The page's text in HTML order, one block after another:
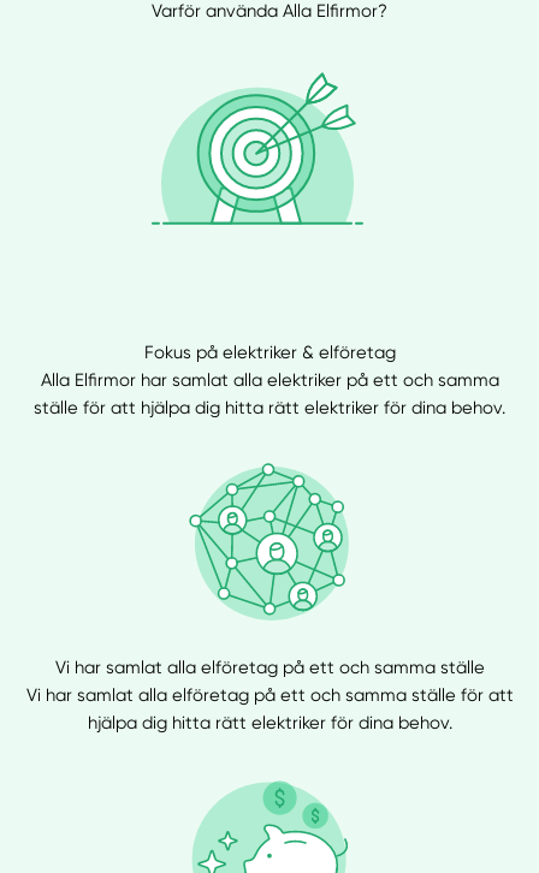
Varför använda Alla Elfirmor?
Fokus på elektriker & elföretag
Alla Elfirmor har samlat alla elektriker på ett och samma
ställe för att hjälpa dig hitta rätt elektriker för dina behov.
Vi har samlat alla elföretag på ett och samma ställe
Vi har samlat alla elföretag på ett och samma ställe för att
hjälpa dig hitta rätt elektriker för dina behov.